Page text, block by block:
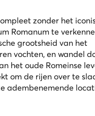
zonder het
Romanum te
grootsheid van het
vochten, en wandel
het oude Romeinse
om de rijen over te
adembenemende